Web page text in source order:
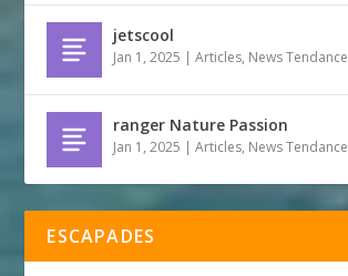
jetscool
Jan 1, 2025 |Articles, News Tendance
ranger Nature Passion
Jan 1, 2025 |Articles, News Tendance
ESCAPADES